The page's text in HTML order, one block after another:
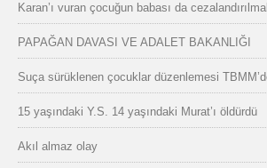
Karan’ı vuran çocuğun babası da
PAPAĞAN DAVASI VE ADALET BAKANLIĞI
Suça sürüklenen çocuklar düzenlemesi
15 yaşındaki Y.S. 14 yaşındaki Murat’ı öldürdü
Akıl almaz olay